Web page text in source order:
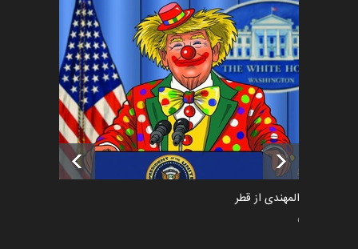
فراخوان رویداد کارگاهی کارتون و
پوستر "ایران سربل…
اخبار 6 ماه قبل
تسلیت به همکار | سهراب خیری
اخبار 6 ماه قبل
سعد المهندی از قطر
سیاسی